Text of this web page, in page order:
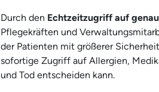
Durch den Echtzeitzugriff auf
Pflegekräften und
der Patienten mit größerer
sofortige Zugriff auf Allergien,
und Tod entscheiden kann.